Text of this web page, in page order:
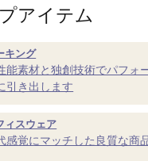
アイテム
キング
能素材と独創技術でパフォ
引き出します
ィスウェア
感覚にマッチした良質な商